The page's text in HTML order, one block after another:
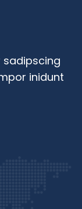
sadipscing
inidunt